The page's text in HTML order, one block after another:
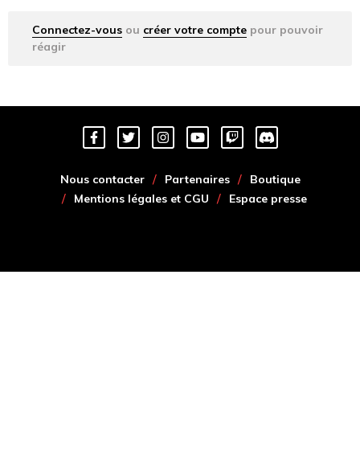
Connectez-vous ou créer votre compte pour pouvoir
réagir
Nous contacter Partenaires
Boutique
Mentions légales et CGU
Espace presse